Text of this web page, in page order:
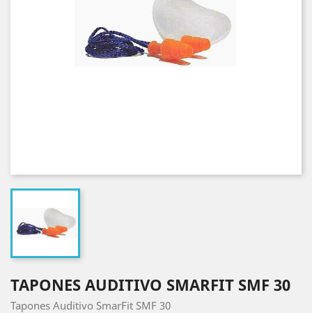
TAPONES AUDITIVO SMARFIT SMF 30
Tapones Auditivo SmarFit SMF 30